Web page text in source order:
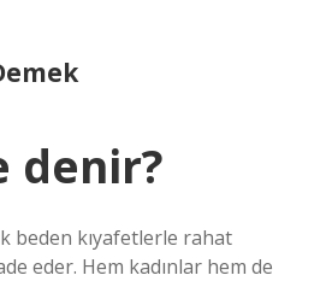
denir?
beden kıyafetlerle rahat
eder. Hem kadınlar hem de